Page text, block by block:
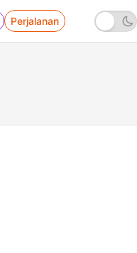
Perjalanan